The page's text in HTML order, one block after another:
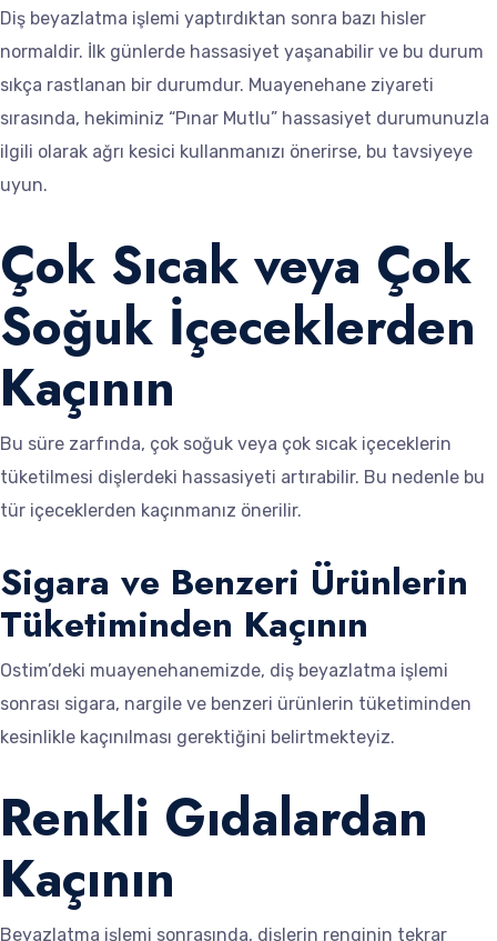
Diş beyazlatma işlemi yaptırdıktan sonra bazı hisler
normaldir. İlk günlerde hassasiyet yaşanabilir ve bu durum
sıkça rastlanan bir durumdur. Muayenehane ziyareti
sırasında, hekiminiz “Pınar Mutlu” hassasiyet durumunuzla
ilgili olarak ağrı kesici kullanmanızı önerirse, bu tavsiyeye
uyun.
Çok Sıcak veya Çok
Soğuk İçeceklerden
Kaçının
Bu süre zarfında, çok soğuk veya çok sıcak içeceklerin
tüketilmesi dişlerdeki hassasiyeti artırabilir. Bu nedenle bu
tür içeceklerden kaçınmanız önerilir.
Sigara ve Benzeri Ürünlerin
Tüketiminden Kaçının
Ostim’deki muayenehanemizde, diş beyazlatma işlemi
sonrası sigara, nargile ve benzeri ürünlerin tüketiminden
kesinlikle kaçınılması gerektiğini belirtmekteyiz.
Renkli Gıdalardan
Kaçının
Beyazlatma işlemi sonrasında, dişlerin renginin tekrar